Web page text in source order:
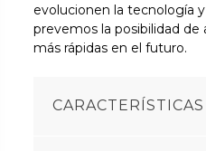
evolucionen la tecnología
prevemos la posibilidad de
más rápidas en el futuro.